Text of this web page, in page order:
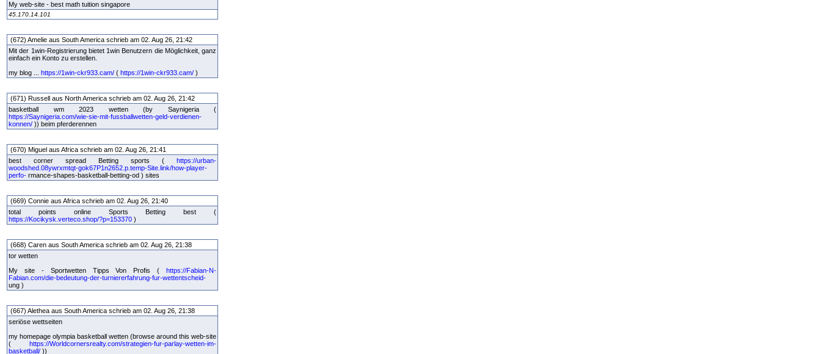
My web-site - best math tuition singapore
45.170.14.101
(672) Amelie aus South America schrieb am 02. Aug 26, 21:42
Mit der 1win-Registrierung bietet 1win Benutzern die Möglichkeit, ganz
einfach ein Konto zu erstellen.
my blog ... https://1win-ckr933.cam/ ( https://1win-ckr933.cam/ )
(671) Russell aus North America schrieb am 02. Aug 26, 21:42
basketball wm 2023 wetten (by Saynigeria (
https://Saynigeria.com/wie-sie-mit-fussballwetten-geld-verdienen-
konnen/ )) beim pferderennen
(670) Miguel aus Africa schrieb am 02. Aug 26, 21:41
best corner spread Betting sports ( https://urban-
woodshed.08ywrxmtqt-gok67P1n2652.p.temp-Site.link/how-player-
perfo- rmance-shapes-basketball-betting-od ) sites
(669) Connie aus Africa schrieb am 02. Aug 26, 21:40
total points online Sports Betting best (
https://Kocikysk.verteco.shop/?p=153370 )
(668) Caren aus South America schrieb am 02. Aug 26, 21:38
tor wetten
My site - Sportwetten Tipps Von Profis ( https://Fabian-N-
Fabian.com/die-bedeutung-der-turniererfahrung-fur-wettentscheid-
ung )
(667) Alethea aus South America schrieb am 02. Aug 26, 21:38
seriöse wettseiten
my homepage olympia basketball wetten (browse around this web-site
( https://Worldcornersrealty.com/strategien-fur-parlay-wetten-im-
basketball/ ))